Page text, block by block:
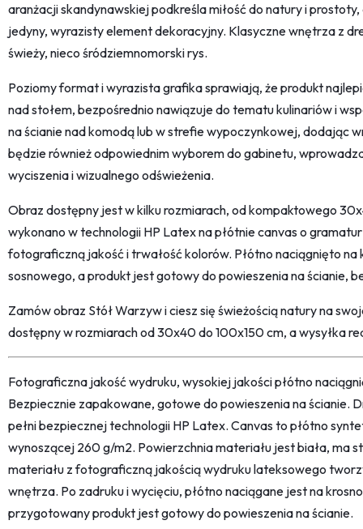
aranżacji skandynawskiej podkreśla miłość do natury i
jedyny, wyrazisty element dekoracyjny. Klasyczne wnętrza z
świeży, nieco śródziemnomorski rys.
Poziomy format i wyrazista grafika sprawiają, że produkt
nad stołem, bezpośrednio nawiązuje do tematu kulinariów i
na ścianie nad komodą lub w strefie wypoczynkowej, dodając
będzie również odpowiednim wyborem do gabinetu,
wyciszenia i wizualnego odświeżenia.
Obraz dostępny jest w kilku rozmiarach, od kompaktowego
wykonano w technologii HP Latex na płótnie canvas o
fotograficzną jakość i trwałość kolorów. Płótno naciągnięto
sosnowego, a produkt jest gotowy do powieszenia na ścianie,
Zamów obraz Stół Warzyw i ciesz się świeżością natury na
dostępny w rozmiarach od 30x40 do 100x150 cm, a wysyłka
Fotograficzna jakość wydruku, wysokiej jakości płótno
Bezpiecznie zapakowane, gotowe do powieszenia na ścianie.
pełni bezpiecznej technologii HP Latex. Canvas to płótno
wynoszącej 260 g/m2. Powierzchnia materiału jest biała, ma
materiału z fotograficzną jakością wydruku lateksowego
wnętrza. Po zadruku i wycięciu, płótno naciągane jest na
przygotowany produkt jest gotowy do powieszenia na ścianie.